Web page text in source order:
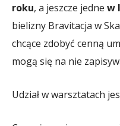
roku, a jeszcze jedne w
bielizny Bravitacja w
chcące zdobyć cenną
mogą się na nie
Udział w warsztatach